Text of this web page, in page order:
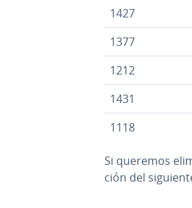
1427
1377
1212
1431
1118
Si queremos
ción del